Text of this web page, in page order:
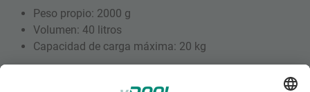
Peso propio: 2000 g
Volumen: 40 litros
Capacidad de carga máxima: 20 kg